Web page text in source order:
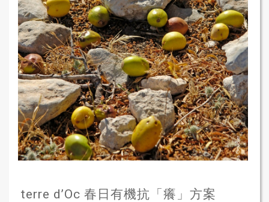
terre d’Oc 春日有機抗「癢」方案